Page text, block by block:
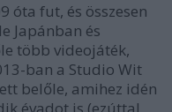
óta fut, és összesen
Japánban és
több videojáték,
ban a Studio Wit
belőle, amihez idén